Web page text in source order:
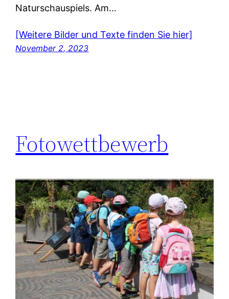
Naturschauspiels. Am…
[Weitere Bilder und Texte finden Sie hier]
November 2, 2023
Fotowettbewerb